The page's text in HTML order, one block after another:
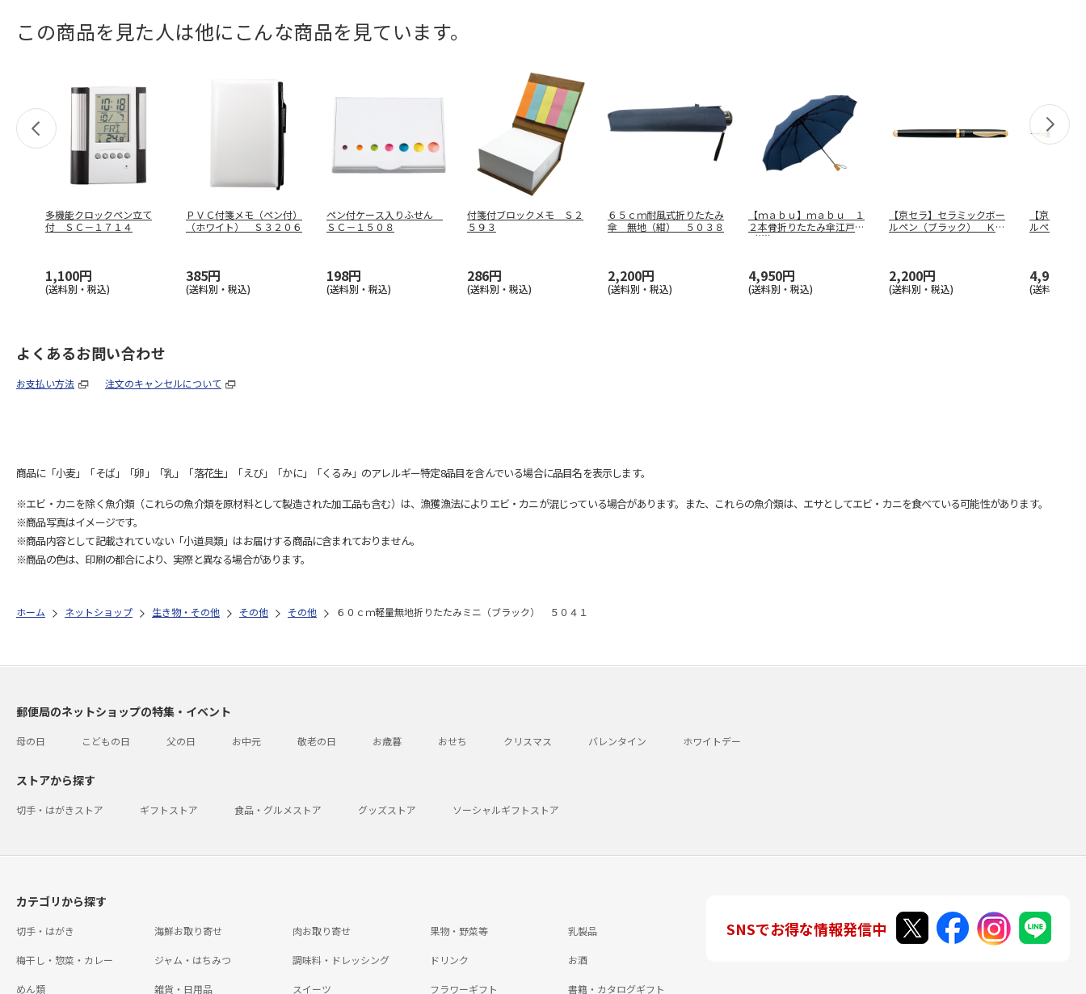
この商品を見た人は他にこんな商品を見ています。
多機能クロックペン立て
付 ＳＣ－１７１４
1,100円
(送料別・税込)
ＰＶＣ付箋メモ（ペン付）
（ホワイト） Ｓ３２０６
385円
(送料別・税込)
ペン付ケース入りふせん
ＳＣ－１５０８
198円
(送料別・税込)
付箋付ブロックメモ Ｓ２
５９３
286円
(送料別・税込)
６５ｃｍ耐風式折りたたみ
傘 無地（紺） ５０３８
2,200円
(送料別・税込)
【ｍａｂｕ】ｍａｂｕ １
２本骨折りたたみ傘江戸
（紺） ＳＭ
4,950円
(送料別・税込)
【京セラ】セラミックボー
ルペン（ブラック） ＫＣ
2,200円
(送料別・税込)
【京セラ】
ルペン（シ
4,950円
(送料別・税
よくあるお問い合わせ
お支払い方法 注文のキャンセルについて
商品に「小麦」「そば」「卵」「乳」「落花生」「えび」「かに」「くるみ」のアレルギー特定8品目を含んでいる場合に品目名を表示します。
※エビ・カニを除く魚介類（これらの魚介類を原材料として製造された加工品も含む）は、漁獲漁法によりエビ・カニが混じっている場合があります。また、これらの魚介類は、エサとしてエビ・カニを食べている可能性があります。
※商品写真はイメージです。
※商品内容として記載されていない「小道具類」はお届けする商品に含まれておりません。
※商品の色は、印刷の都合により、実際と異なる場合があります。
ホーム ネットショップ 生き物・その他 その他 その他 ６０ｃｍ軽量無地折りたたみミニ（ブラック） ５０４１
郵便局のネットショップの特集・イベント
母の日 こどもの日 父の日 お中元 敬老の日 お歳暮 おせち クリスマス バレンタイン ホワイトデー
ストアから探す
切手・はがきストア ギフトストア 食品・グルメストア グッズストア ソーシャルギフトストア
カテゴリから探す
切手・はがき 海鮮お取り寄せ 肉お取り寄せ 果物・野菜等 乳製品
梅干し・惣菜・カレー ジャム・はちみつ 調味料・ドレッシング ドリンク お酒
めん類 雑貨・日用品 スイーツ フラワーギフト 書籍・カタログギフト
SNSでお得な情報発信中